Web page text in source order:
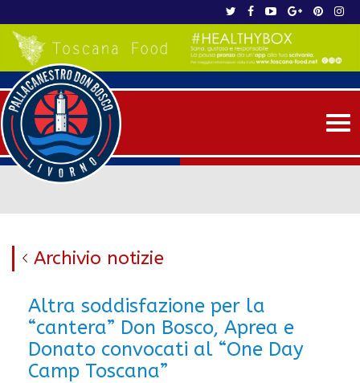
Archivio notizie
Altra soddisfazione per la
“cantera” Don Bosco, Aprea e
Donato convocati al “One Day
Camp Toscana”